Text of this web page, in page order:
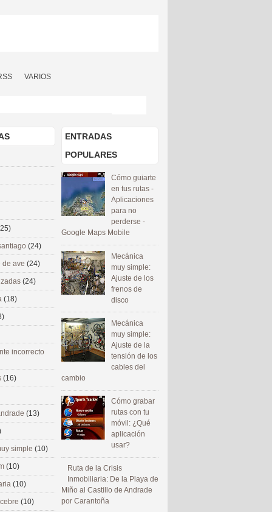
VARIOS
ENTRADAS
POPULARES
Cómo guiarte
en tus rutas -
Aplicaciones
para no
perderse -
Google Maps Mobile
Mecánica
muy simple:
Ajuste de los
frenos de
disco
Mecánica
muy simple:
Ajuste de la
tensión de los
cables del
cambio
Cómo grabar
rutas con tu
móvil: ¿Qué
aplicación
usar?
Ruta de la Crisis
Inmobiliaria: De la Playa de
Miño al Castillo de Andrade
por Carantoña
(24)
de ave (24)
(24)
(18)
incorrecto
(16)
(13)
simple (10)
(10)
(10)
(10)